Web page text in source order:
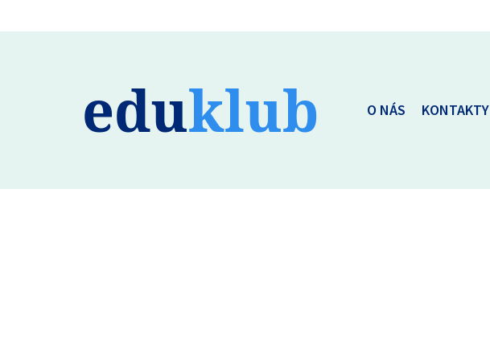
eduklub O NÁS KONTAKTY